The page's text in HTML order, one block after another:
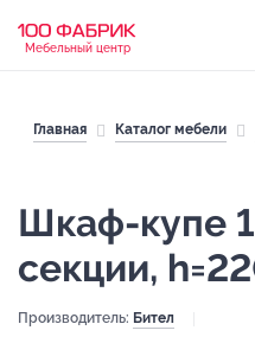
Мебельный центр
Главная Каталог мебели
Шкаф-купе
секции,
Производитель: Бител